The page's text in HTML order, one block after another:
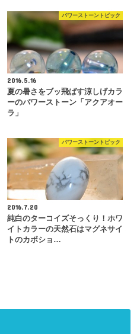
パワーストーントピック
2016.5.16
夏の暑さをブッ飛ばす涼しげカラ
ーのパワーストーン「アクアオー
ラ」
パワーストーントピック
2016.7.20
純白のターコイズそっくり！ホワ
イトカラーの天然石はマグネサイ
トのカボショ…